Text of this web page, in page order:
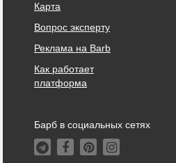
Карта
Вопрос эксперту
Реклама на Barb
Как работает
платформа
Барб в социальных сетях